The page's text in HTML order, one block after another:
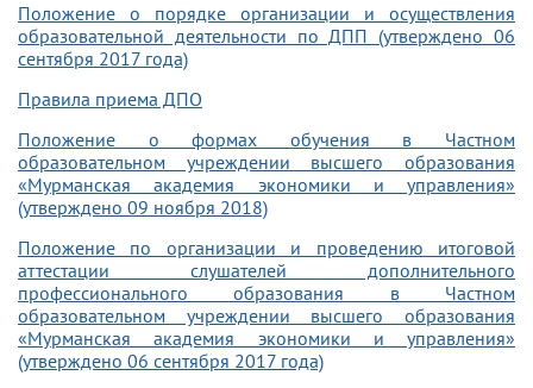
Положение о порядке организации и осуществления
образовательной деятельности по ДПП (утверждено 06
сентября 2017 года)
Правила приема ДПО
Положение о формах обучения в Частном
образовательном учреждении высшего образования
«Мурманская академия экономики и управления»
(утверждено 09 ноября 2018)
Положение по организации и проведению итоговой
аттестации слушателей дополнительного
профессионального образования в Частном
образовательном учреждении высшего образования
«Мурманская академия экономики и управления»
(утверждено 06 сентября 2017 года)